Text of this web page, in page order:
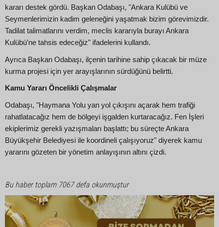
kararı destek gördü. Başkan Odabaşı, "Ankara Kulübü ve
Seymenlerimizin kadim geleneğini yaşatmak bizim görevimizdir.
Tadilat talimatlarını verdim, meclis kararıyla burayı Ankara
Kulübü’ne tahsis edeceğiz" ifadelerini kullandı.
Ayrıca Başkan Odabaşı, ilçenin tarihine sahip çıkacak bir müze
kurma projesi için yer arayışlarının sürdüğünü belirtti.
Kamu Yararı Öncelikli Çalışmalar
Odabaşı, "Haymana Yolu yan yol çıkışını açarak hem trafiği
rahatlatacağız hem de bölgeyi işgalden kurtaracağız. Fen İşleri
ekiplerimiz gerekli yazışmaları başlattı; bu süreçte Ankara
Büyükşehir Belediyesi ile koordineli çalışıyoruz" diyerek kamu
yararını gözeten bir yönetim anlayışının altını çizdi.
Bu haber toplam 7067 defa okunmuştur